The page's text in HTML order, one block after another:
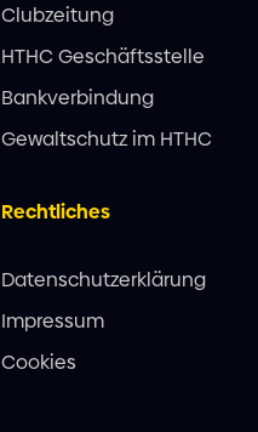
Clubzeitung
HTHC Geschäftsstelle
Bankverbindung
Gewaltschutz im HTHC
Rechtliches
Datenschutzerklärung
Impressum
Cookies